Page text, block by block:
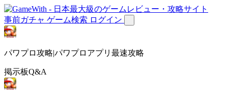
事前ガチャ ゲーム検索 ログイン
パワプロ攻略|パワプロアプリ最速攻略
掲示板Q&A